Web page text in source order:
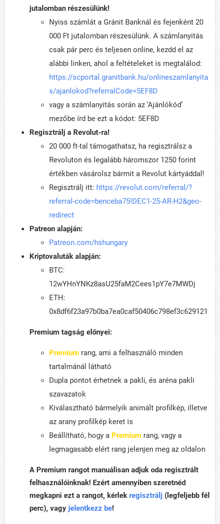
jutalomban részesülünk!
Nyiss számlát a Gránit Banknál és fejenként 20
000 Ft jutalomban részesülünk. A számlanyitás
csak pár perc és teljesen online, kezdd el az
alábbi linken, ahol a feltételeket is megtalálod:
https://scportal.granitbank.hu/onlineszamlanyita
s/ajanlokod?referralCode=5EF8D
vagy a számlanyitás során az ‘Ajánlókód’
mezőbe írd be ezt a kódot: 5EF8D
Regisztrálj a Revolut-ra!
20 000 ft-tal támogathatsz, ha regisztrálsz a
Revoluton és legalább háromszor 1250 forint
értékben vásárolsz bármit a Revolut kártyáddal!
Regisztrálj itt: https://revolut.com/referral/?
referral-code=benceba75!DEC1-25-AR-H2&geo-
redirect
Patreon alapján:
Patreon.com/hshungary
Kriptovaluták alapján:
BTC:
12wYHnYNKz8asU25faM2Cees1pY7e7MWDj
ETH:
0x8df6f23a97b0ba7ea0caf50406c798ef3c629121
Premium tagság előnyei:
Premium rang, ami a felhasználó minden
tartalmánál látható
Dupla pontot érhetnek a pakli, és aréna pakli
szavazatok
Kiválasztható bármelyik animált profilkép, illetve
az arany profilkép keret is
Beállítható, hogy a Premium rang, vagy a
legmagasabb elért rang jelenjen meg az oldalon
A Premium rangot manuálisan adjuk oda regisztrált
felhasználóinknak! Ezért amennyiben szeretnéd
megkapni ezt a rangot, kérlek regisztrálj (legfeljebb fél
perc), vagy jelentkezz be!